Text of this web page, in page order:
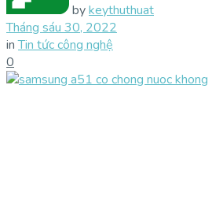
bykeythuthuat
Tháng sáu 30, 2022
in Tin tức công nghệ
0